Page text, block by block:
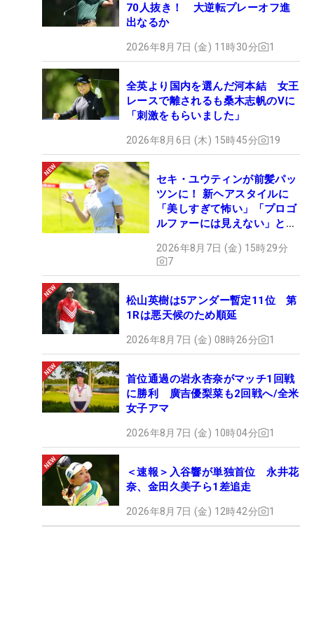
70人抜き！ 大逆転プレーオフ進
出なるか
2026年8月7日 (金) 11時30分 1
全英より国内を選んだ河本結 女王
レースで離されるも桑木志帆のVに
「刺激をもらいました」
2026年8月6日 (木) 15時45分 19
セキ・ユウティンが前髪パッ
ツンに！ 新ヘアスタイルに
「美しすぎて怖い」「プロゴ
ルファーには見えない」とコ
2026年8月7日 (金) 15時29分
7
松山英樹は5アンダー暫定11位 第
1Rは悪天候のため順延
2026年8月7日 (金) 08時26分 1
首位通過の岩永杏奈がマッチ1回戦
に勝利 廣吉優梨菜も2回戦へ/全米
女子アマ
2026年8月7日 (金) 10時04分 1
＜速報＞入谷響が単独首位 永井花
奈、金田久美子ら1差追走
2026年8月7日 (金) 12時42分 1